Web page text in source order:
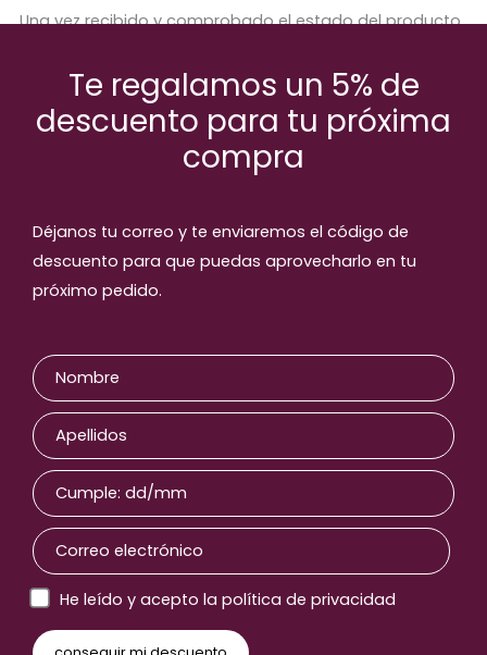
Una vez recibido y comprobado el estado del producto,
Productos relaccionados
Te regalamos un 5% de
descuento para tu próxima
compra
Déjanos tu correo y te enviaremos el código de
descuento para que puedas aprovecharlo en tu
próximo pedido.
He leído y acepto la política de privacidad